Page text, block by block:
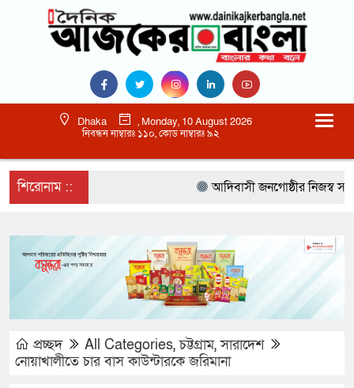
Dhaka
, Monday, 10 August 2026
নিবন্ধন নাম্বারঃ ১১০, কোড নাম্বারঃ ৯২
শিরোনাম :: আদিবাসী জনগোষ্ঠীর নিজস্ব
প্রচ্ছদ All Categories,চট্টগ্রাম,সারাদেশ
নোয়াখালীতে চার বাস কাউন্টারকে জরিমানা